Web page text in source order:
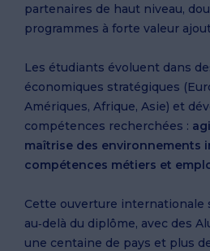
partenaires de haut niveau,
programmes à forte valeur
Les étudiants évoluent dans
économiques stratégiques
Amériques, Afrique, Asie) et
compétences recherchées :
maîtrise des environnements
compétences métiers et
Cette ouverture internationale
au‑delà du diplôme, avec des
une centaine de pays et plus